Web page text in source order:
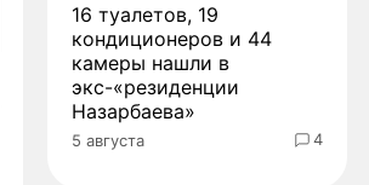
16 туалетов, 19
кондиционеров и 44
камеры нашли в
экс-«резиденции
Назарбаева»
5 августа 4